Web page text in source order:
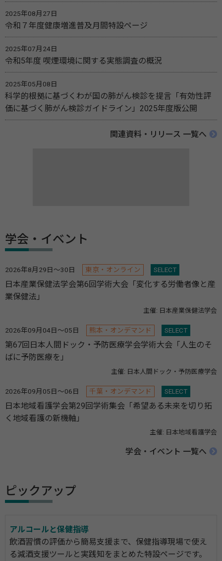
2025年08月27日
令和７年度健康増進普及月間特設ページ
2025年07月24日
令和5年度 喫煙環境に関する実態調査の概況
2025年05月08日
科学的根拠に基づくわが国の肺がん検診を提言「有効性評
価に基づく肺がん検診ガイドライン」2025年度版公開
関連資料・リリース 一覧へ
学会・イベント
2026年8月29日～30日 東京・オンライン SELECT
日本産業保健法学会第6回学術大会「変化する労働者像と産
業保健法」
主催: 日本産業保健法学会
2026年09月04日～05日 熊本・オンデマンド SELECT
第67回日本人間ドック・予防医療学会学術大会「人生のそ
ばに予防医療を」
主催: 日本人間ドック・予防医療学会
2026年09月05日～06日 千葉・オンデマンド SELECT
日本地域看護学会第29回学術集会「希望ある未来を切り拓
く地域看護の新機軸」
主催: 日本地域看護学会
学会・イベント 一覧へ
ピックアップ
アルコールと保健指導
飲酒習慣の評価から簡易支援まで、保健指導現場で使え
る減酒支援ツールと実践知をまとめた特設ページです。